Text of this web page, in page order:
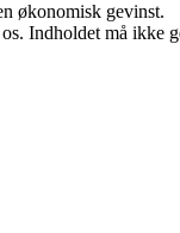
økonomisk gevinst.
Indholdet må ikke